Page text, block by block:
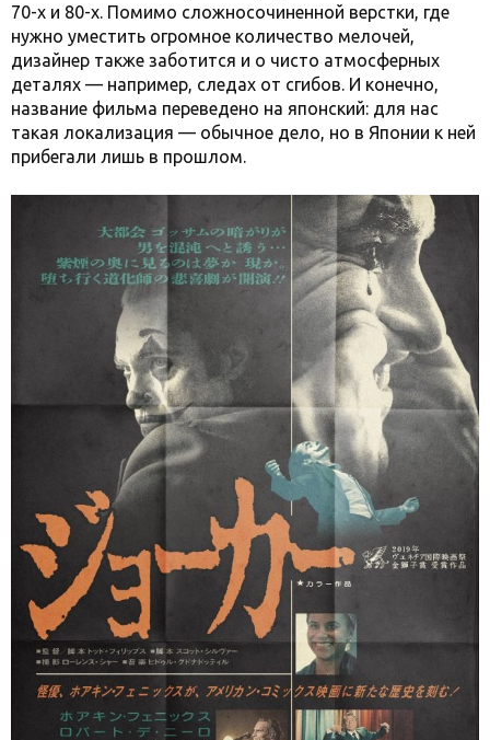
70-х и 80-х. Помимо сложносочиненной верстки, где
нужно уместить огромное количество мелочей,
дизайнер также заботится и о чисто атмосферных
деталях — например, следах от сгибов. И конечно,
название фильма переведено на японский: для нас
такая локализация — обычное дело, но в Японии к ней
прибегали лишь в прошлом.